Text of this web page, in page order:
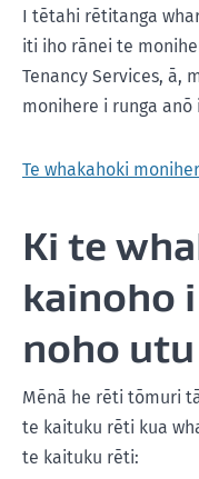
I tētahi rētitanga
iti iho rānei te
Tenancy Services, ā,
monihere i runga
Te whakahoki
Ki te
kainoho
noho utu
Mēnā he rēti tōmuri
te kaituku rēti kua
te kaituku rēti: